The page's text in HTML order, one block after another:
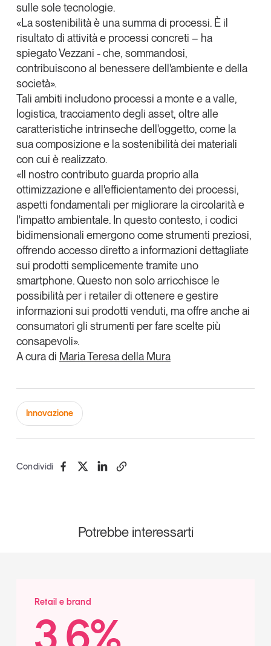
sulle sole tecnologie.
«La sostenibilità è una summa di processi. È il
risultato di attività e processi concreti – ha
spiegato Vezzani -che, sommandosi,
contribuiscono al benessere dell'ambiente e della
società».
Tali ambiti includono processi a monte e a valle,
logistica, tracciamento degli asset, oltre alle
caratteristiche intrinseche dell'oggetto, come la
sua composizione e la sostenibilità dei materiali
con cui è realizzato.
«Il nostro contributo guarda proprio alla
ottimizzazione e all'efficientamento dei processi,
aspetti fondamentali per migliorare la circolarità e
l'impatto ambientale. In questo contesto, i codici
bidimensionali emergono come strumenti preziosi,
offrendo accesso diretto a informazioni dettagliate
sui prodotti semplicemente tramite uno
smartphone. Questo non solo arricchisce le
possibilità per i retailer di ottenere e gestire
informazioni sui prodotti venduti, ma offre anche ai
consumatori gli strumenti per fare scelte più
consapevoli».
A cura di Maria Teresa della Mura
Innovazione
Condividi
Potrebbe interessarti
Retail e brand